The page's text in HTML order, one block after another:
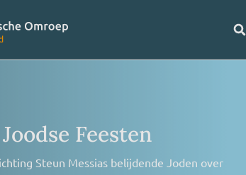
Over ons
Feesten
Steun Messias belijdende Joden over